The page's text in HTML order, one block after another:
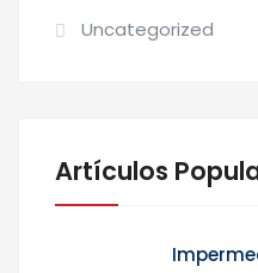
Uncategorized
Artículos